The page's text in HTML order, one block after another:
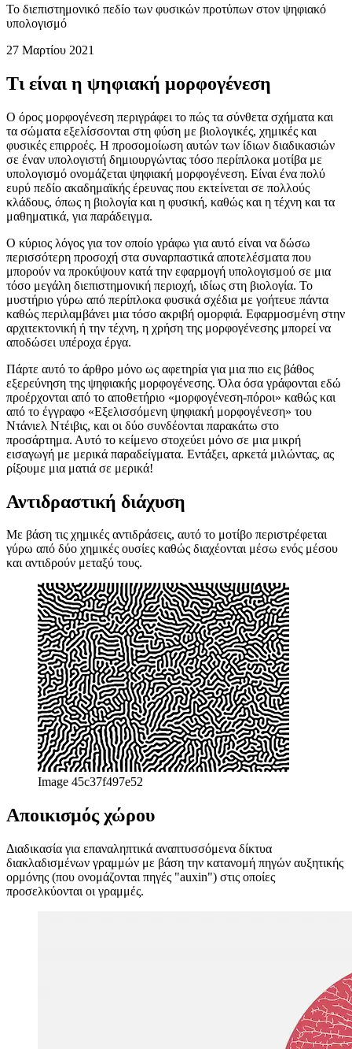
Ψηφιακή μορφογένεση
Το διεπιστημονικό πεδίο των φυσικών προτύπων στον ψηφιακό
27 Μαρτίου 2021
Τι είναι η ψηφιακή μορφογένεση
Ο όρος μορφογένεση περιγράφει το πώς τα σύνθετα σχήματα και
τα σώματα εξελίσσονται στη φύση με βιολογικές, χημικές και
φυσικές επιρροές. Η προσομοίωση αυτών των ίδιων διαδικασιών
σε έναν υπολογιστή δημιουργώντας τόσο περίπλοκα μοτίβα με
υπολογισμό ονομάζεται ψηφιακή μορφογένεση. Είναι ένα πολύ
κλάδους, όπως η βιολογία και η φυσική, καθώς και η τέχνη και τα
μαθηματικά, για παράδειγμα.
Ο κύριος λόγος για τον οποίο γράφω για αυτό είναι να δώσω
περισσότερη προσοχή στα συναρπαστικά αποτελέσματα που
μπορούν να προκύψουν κατά την εφαρμογή υπολογισμού σε μια
τόσο μεγάλη διεπιστημονική περιοχή, ιδίως στη βιολογία. Το
μυστήριο γύρω από περίπλοκα φυσικά σχέδια με γοήτευε πάντα
αρχιτεκτονική ή την τέχνη, η χρήση της μορφογένεσης μπορεί να
αποδώσει υπέροχα έργα.
Πάρτε αυτό το άρθρο μόνο ως αφετηρία για μια πιο εις βάθος
εξερεύνηση της ψηφιακής μορφογένεσης. Όλα όσα γράφονται εδώ
προέρχονται από το αποθετήριο «μορφογένεση-πόροι» καθώς και
από το έγγραφο «Εξελισσόμενη ψηφιακή μορφογένεση» του
Ντάνιελ Ντέιβις, και οι δύο συνδέονται παρακάτω στο
εισαγωγή με μερικά παραδείγματα. Εντάξει, αρκετά μιλώντας, ας
ρίξουμε μια ματιά σε μερικά!
Αντιδραστική διάχυση
γύρω από δύο χημικές ουσίες καθώς διαχέονται μέσω ενός μέσου
και αντιδρούν μεταξύ τους.
Image 45c37f497e52
Αποικισμός χώρου
Διαδικασία για επαναληπτικά αναπτυσσόμενα δίκτυα
Πιθανώς γνωστό από τους περισσότερους ανθρώπους, τα fractals